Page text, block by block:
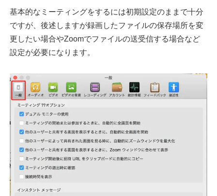
基本的なミーティングをするには初期設定のままで十分
ですが、後述しますが録画したファイルの保存場所を変
更したい場合やZoomでファイルの送受信する場合など
設定が必要になります。